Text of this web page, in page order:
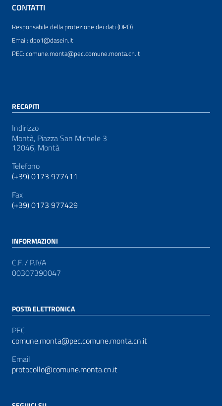
CONTATTI
Responsabile della protezione dei dati (DPO)
Email: dpo1@dasein.it
PEC: comune.monta@pec.comune.monta.cn.it
RECAPITI
Indirizzo
Montà, Piazza San Michele 3
12046, Montà
Telefono
(+39) 0173 977411
Fax
(+39) 0173 977429
INFORMAZIONI
C.F. / P.IVA
00307390047
POSTA ELETTRONICA
PEC
comune.monta@pec.comune.monta.cn.it
Email
protocollo@comune.monta.cn.it